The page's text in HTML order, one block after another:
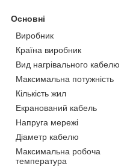
Основні
Виробник
Країна виробник
Вид нагрівального кабелю
Максимальна потужність
Кількість жил
Екранований кабель
Напруга мережі
Діаметр кабелю
Максимальна робоча
температура